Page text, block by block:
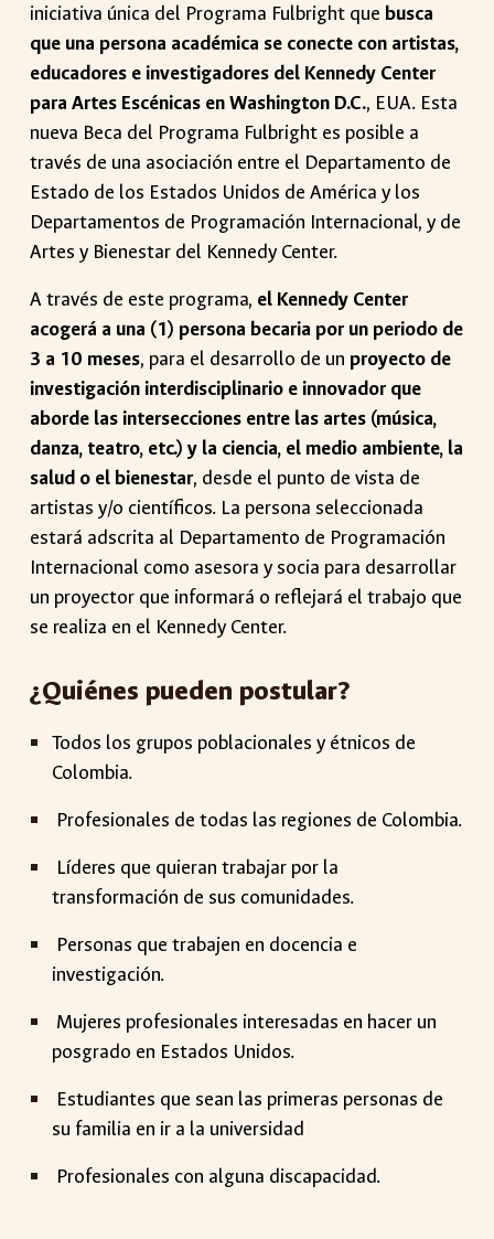
iniciativa única del Programa Fulbright que busca
que una persona académica se conecte con artistas,
educadores e investigadores del Kennedy Center
para Artes Escénicas en Washington D.C., EUA. Esta
nueva Beca del Programa Fulbright es posible a
través de una asociación entre el Departamento de
Estado de los Estados Unidos de América y los
Departamentos de Programación Internacional, y de
Artes y Bienestar del Kennedy Center.
A través de este programa, el Kennedy Center
acogerá a una (1) persona becaria por un periodo de
3 a 10 meses, para el desarrollo de un proyecto de
investigación interdisciplinario e innovador que
aborde las intersecciones entre las artes (música,
danza, teatro, etc.) y la ciencia, el medio ambiente, la
salud o el bienestar, desde el punto de vista de
artistas y/o científicos. La persona seleccionada
estará adscrita al Departamento de Programación
Internacional como asesora y socia para desarrollar
un proyector que informará o reflejará el trabajo que
se realiza en el Kennedy Center.
¿Quiénes pueden postular?
Todos los grupos poblacionales y étnicos de
Colombia.
Profesionales de todas las regiones de Colombia.
Líderes que quieran trabajar por la
transformación de sus comunidades.
Personas que trabajen en docencia e
investigación.
Mujeres profesionales interesadas en hacer un
posgrado en Estados Unidos.
Estudiantes que sean las primeras personas de
su familia en ir a la universidad
Profesionales con alguna discapacidad.